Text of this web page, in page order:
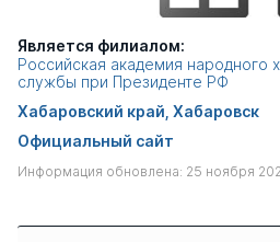
Является филиалом:
Российская академия народного
службы при Президенте РФ
Хабаровский край, Хабаровск
Официальный сайт
Информация обновлена: 25 ноября